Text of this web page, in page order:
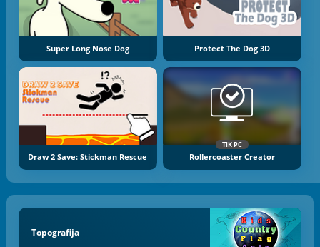
Super Long Nose Dog Protect The Dog 3D
Draw 2 Save: Stickman Rescue
TIK PC
Rollercoaster Creator
Topografija